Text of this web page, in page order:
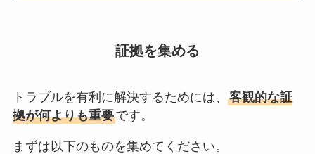
証拠を集める
トラブルを有利に解決するためには、 客観的な証
拠が何よりも重要です。
まずは以下のものを集めてください。